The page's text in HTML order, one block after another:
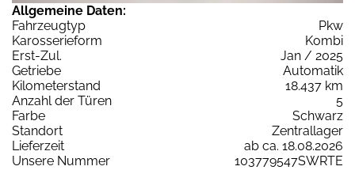
Allgemeine Daten:
Fahrzeugtyp
Pkw
Karosserieform
Kombi
Erst-Zul.
Jan / 2025
Getriebe
Automatik
Kilometerstand
18.437 km
Anzahl der Türen
5
Farbe
Schwarz
Standort
Zentrallager
Lieferzeit
ab ca. 18.08.2026
Unsere Nummer
103779547SWRTE